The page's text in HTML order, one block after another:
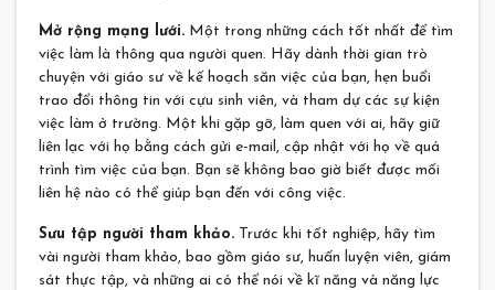
Mở rộng mạng lưới. Một trong những cách tốt nhất để tìm
việc làm là thông qua người quen. Hãy dành thời gian trò
chuyện với giáo sư về kế hoạch săn việc của bạn, hẹn buổi
trao đổi thông tin với cựu sinh viên, và tham dự các sự kiện
việc làm ở trường. Một khi gặp gỡ, làm quen với ai, hãy giữ
liên lạc với họ bằng cách gửi e-mail, cập nhật với họ về quá
trình tìm việc của bạn. Bạn sẽ không bao giờ biết được mối
liên hệ nào có thể giúp bạn đến với công việc.
Sưu tập người tham khảo. Trước khi tốt nghiệp, hãy tìm
vài người tham khảo, bao gồm giáo sư, huấn luyện viên, giám
sát thực tập, và những ai có thể nói về kĩ năng và năng lực